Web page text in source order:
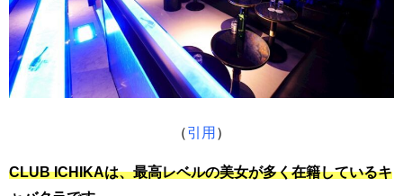
（引用 ）
CLUB ICHIKAは、最高レベルの美女が多く在籍しているキ